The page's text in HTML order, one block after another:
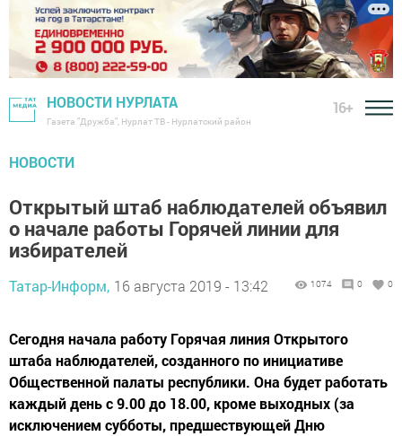
НОВОСТИ НУРЛАТА
Газета "Дружба", Нурлат ТВ - Нурлатский район
16+
НОВОСТИ
Открытый штаб наблюдателей объявил
о начале работы Горячей линии для
избирателей
Татар-Информ, 16 августа 2019 - 13:42 1074 0 0
Сегодня начала работу Горячая линия Открытого
штаба наблюдателей, созданного по инициативе
Общественной палаты республики. Она будет работать
каждый день с 9.00 до 18.00, кроме выходных (за
исключением субботы, предшествующей Дню